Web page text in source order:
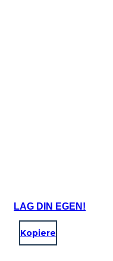
LAG DIN EGEN!
Kopiere